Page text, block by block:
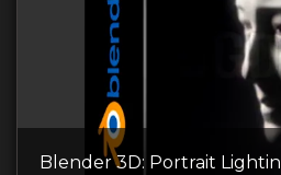
Blender 3D: Portrait